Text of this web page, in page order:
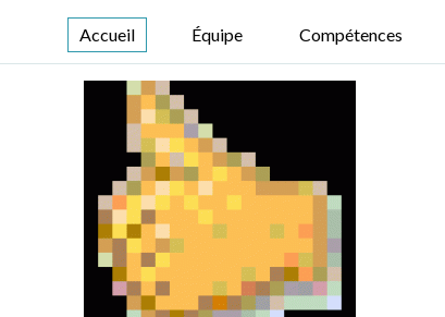
Accueil Équipe Compétences